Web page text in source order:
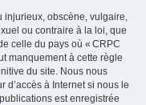
injurieux, obscène, vulgaire,
ou contraire à la loi, que
celle du pays où « CRPC
manquement à cette règle
du site. Nous nous
d’accès à Internet si nous le
est enregistrée